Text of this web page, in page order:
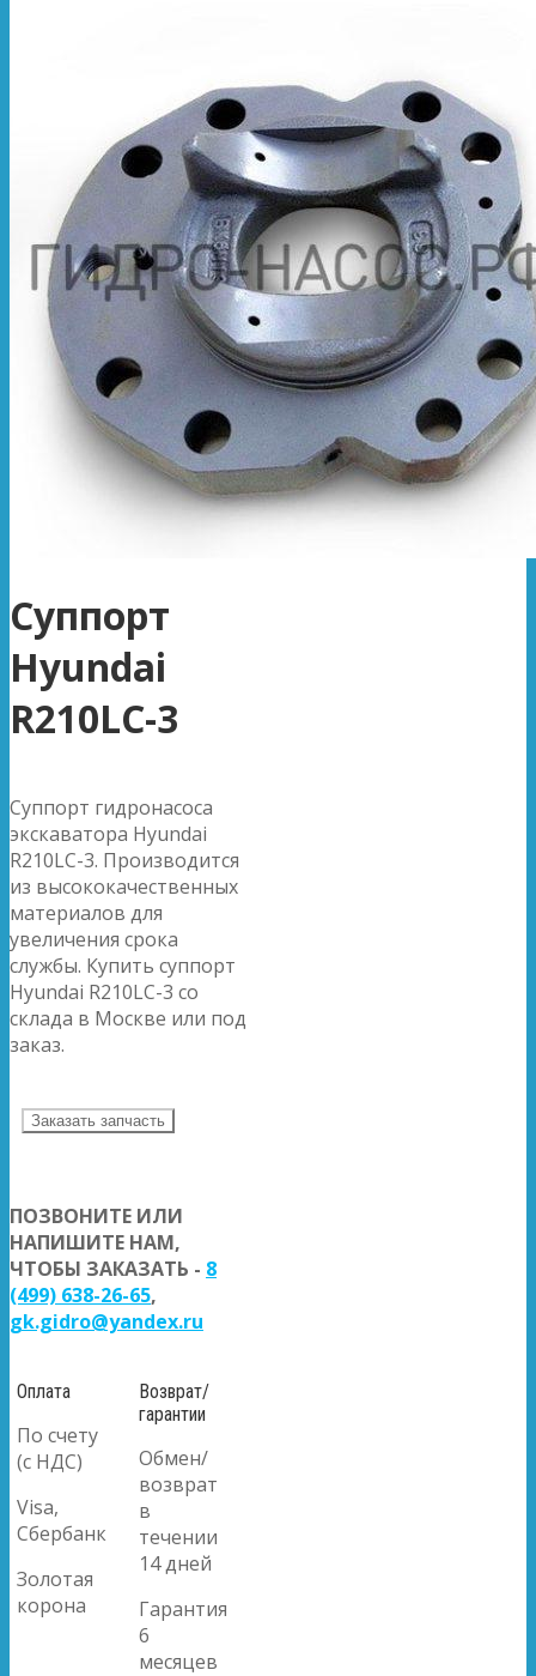
Суппорт
Hyundai
R210LC-3
Суппорт гидронасоса
экскаватора Hyundai
R210LC-3. Производится
из высококачественных
материалов для
увеличения срока
службы. Купить суппорт
Hyundai R210LC-3 со
склада в Москве или под
заказ.
Заказать запчасть
ПОЗВОНИТЕ ИЛИ
НАПИШИТЕ НАМ,
ЧТОБЫ ЗАКАЗАТЬ - 8
(499) 638-26-65,
gk.gidro@yandex.ru
Оплата
По счету
(с НДС)
Visa,
Сбербанк
Золотая
корона
Возврат/
гарантии
Обмен/
возврат
в
течении
14 дней
Гарантия
6
месяцев